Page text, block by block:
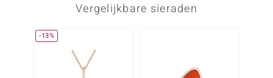
Vergelijkbare sieraden
-13%